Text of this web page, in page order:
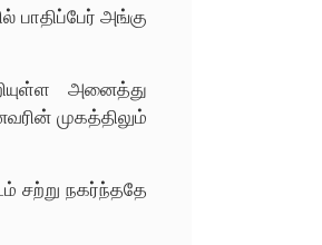
பாதிப்பேர் அங்கு
அனைத்து
முகத்திலும்
சற்று நகர்ந்ததே